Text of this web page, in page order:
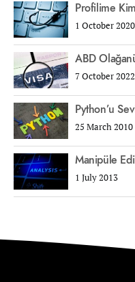
Profilime
1 October 2020
ABD
7 October 2022
Python’u
25 March 2010
Manipüle
1 July 2013